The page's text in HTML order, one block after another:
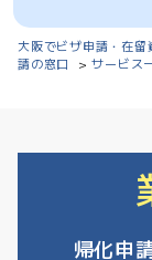
大阪でビザ申請・在
請の窓口
>サービス
帰化申